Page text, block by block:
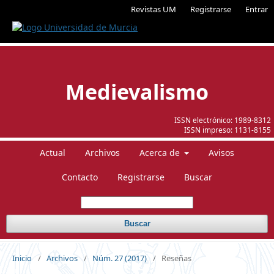
Revistas UM Registrarse Entrar
ISSN electrónico: 1989-8312
ISSN impreso: 1131-8155
Medievalismo
Actual Archivos Acerca de Avisos
Contacto Registrarse Buscar
Buscar
Inicio / Archivos / Núm. 27 (2017) / Reseñas